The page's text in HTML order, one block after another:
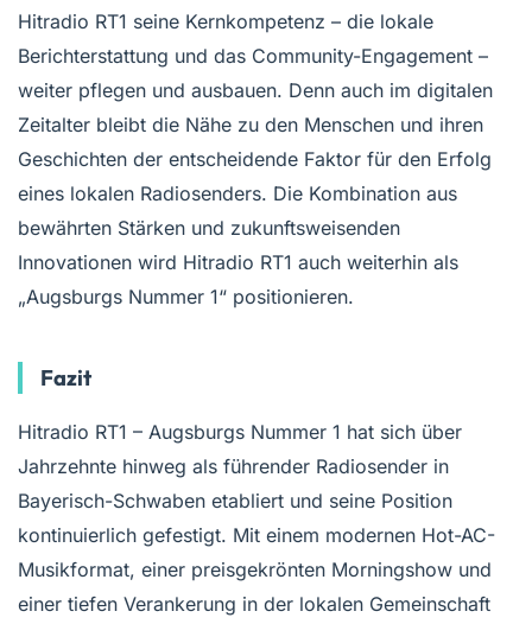
Hitradio RT1 seine Kernkompetenz – die lokale
Berichterstattung und das Community-Engagement –
weiter pflegen und ausbauen. Denn auch im digitalen
Zeitalter bleibt die Nähe zu den Menschen und ihren
Geschichten der entscheidende Faktor für den Erfolg
eines lokalen Radiosenders. Die Kombination aus
bewährten Stärken und zukunftsweisenden
Innovationen wird Hitradio RT1 auch weiterhin als
„Augsburgs Nummer 1“ positionieren.
Fazit
Hitradio RT1 – Augsburgs Nummer 1 hat sich über
Jahrzehnte hinweg als führender Radiosender in
Bayerisch-Schwaben etabliert und seine Position
kontinuierlich gefestigt. Mit einem modernen Hot-AC-
Musikformat, einer preisgekrönten Morningshow und
einer tiefen Verankerung in der lokalen Gemeinschaft